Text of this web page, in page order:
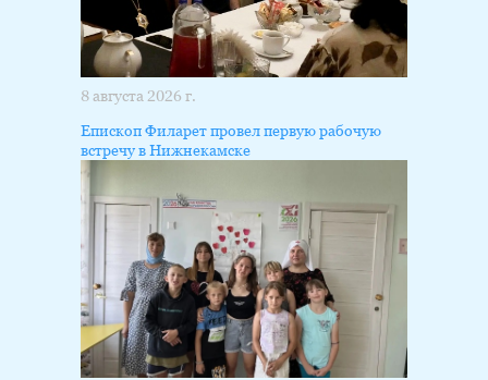
8 августа 2026 г.
Епископ Филарет провел первую рабочую
встречу в Нижнекамске